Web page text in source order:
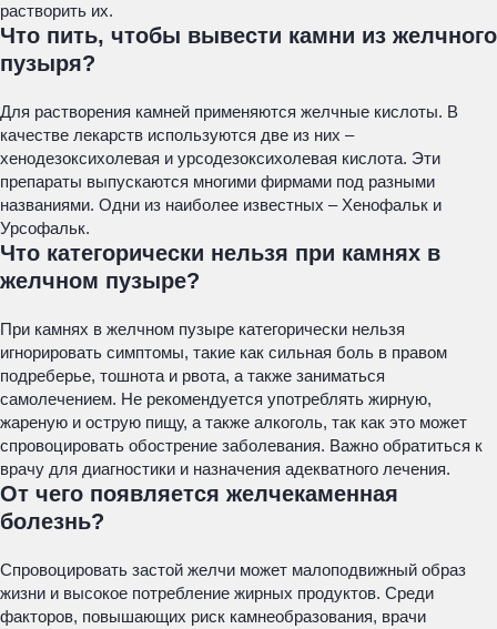
растворить их.
Что пить, чтобы вывести камни из желчного
пузыря?
Для растворения камней применяются желчные кислоты. В
качестве лекарств используются две из них –
хенодезоксихолевая и урсодезоксихолевая кислота. Эти
препараты выпускаются многими фирмами под разными
названиями. Одни из наиболее известных – Хенофальк и
Урсофальк.
Что категорически нельзя при камнях в
желчном пузыре?
При камнях в желчном пузыре категорически нельзя
игнорировать симптомы, такие как сильная боль в правом
подреберье, тошнота и рвота, а также заниматься
самолечением. Не рекомендуется употреблять жирную,
жареную и острую пищу, а также алкоголь, так как это может
спровоцировать обострение заболевания. Важно обратиться к
врачу для диагностики и назначения адекватного лечения.
От чего появляется желчекаменная
болезнь?
Спровоцировать застой желчи может малоподвижный образ
жизни и высокое потребление жирных продуктов. Среди
факторов, повышающих риск камнеобразования, врачи